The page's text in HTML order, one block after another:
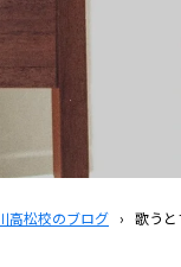
高松校のブログ › 歌う